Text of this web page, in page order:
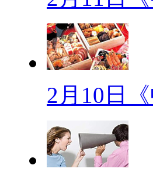
现象。
【最难认十个
近日，中国最
但汉字难认，而
读“达”)、缑(音
读“奇”)厍(音shè
仉(音zhǎng读“掌”)
2月10日